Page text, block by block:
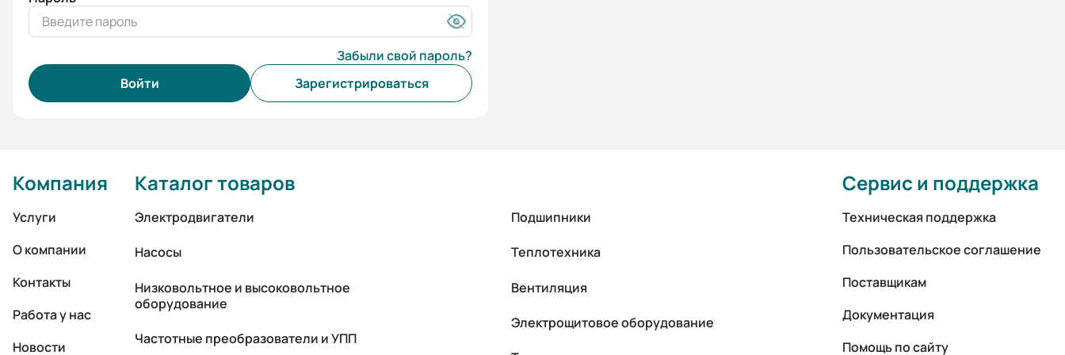
Забыли свой пароль?
Войти
Зарегистрироваться
Компания
Услуги
О компании
Контакты
Работа у нас
Новости
Каталог товаров
Электродвигатели
Насосы
Низковольтное и высоковольтное
оборудование
Частотные преобразователи и УПП
Подшипники
Теплотехника
Вентиляция
Электрощитовое оборудование
Сервис и поддержка
Техническая поддержка
Пользовательское соглашение
Поставщикам
Документация
Помощь по сайту